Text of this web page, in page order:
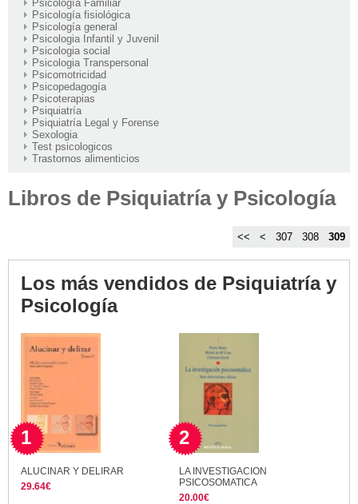
Psicología Familiar
Psicología fisiológica
Psicología general
Psicologia Infantil y Juvenil
Psicologia social
Psicologia Transpersonal
Psicomotricidad
Psicopedagogía
Psicoterapias
Psiquiatría
Psiquiatría Legal y Forense
Sexologia
Test psicologicos
Trastornos alimenticios
Libros de Psiquiatría y Psicología
<< < 307 308 309
Los más vendidos de Psiquiatría y
Psicología
1
ALUCINAR Y DELIRAR
29.64€
2
LA INVESTIGACION
PSICOSOMATICA
20.00€